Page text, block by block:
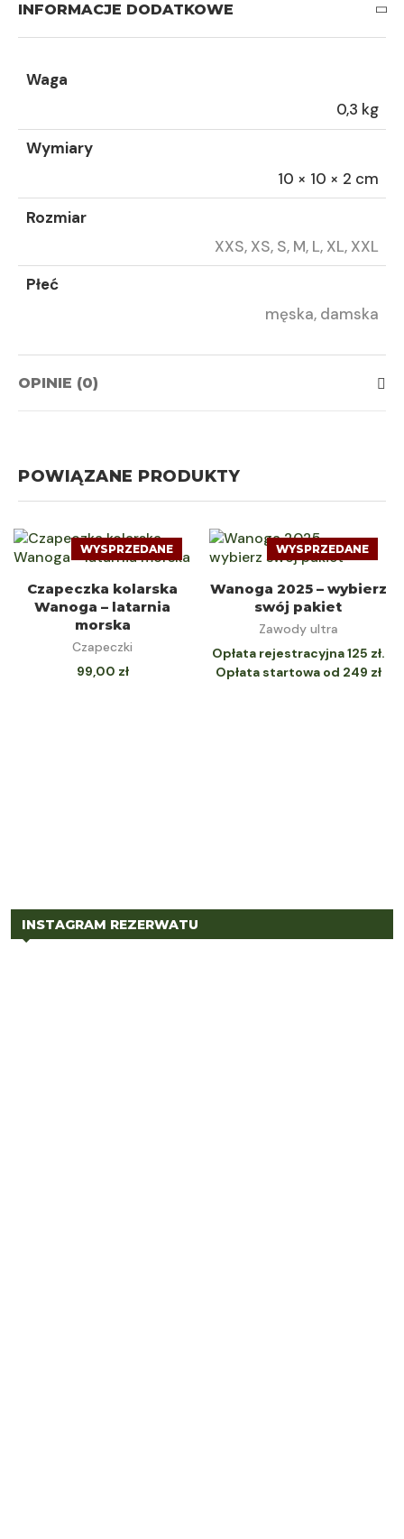
INFORMACJE DODATKOWE
Waga
0,3 kg
Wymiary
10 × 10 × 2 cm
Rozmiar
XXS, XS, S, M, L, XL, XXL
Płeć
męska, damska
OPINIE (0)
POWIĄZANE PRODUKTY
WYSPRZEDANE
DOWIEDZ SIĘ
WIĘCEJ
Czapeczka kolarska
Wanoga – latarnia
morska
Czapeczki
99,00 zł
WYSPRZEDANE
CZYTAJ DALEJ
Wanoga 2025 – wybierz
swój pakiet
Zawody ultra
Opłata rejestracyjna 125 zł.
Opłata startowa od 249 zł
INSTAGRAM REZERWATU